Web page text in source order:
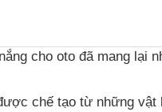
cho oto đã mang lại
chế tạo từ những